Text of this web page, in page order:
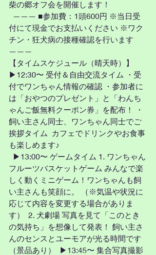
柴の郷オフ会を開催します！
付にて現金でお支払いください ※ワク
チン・狂犬病の接種確認を行います
———
【タイムスケジュール（晴天時）】
▶12:30〜 受付＆自由交流タイム ・受
付でワンちゃん情報の確認 ・参加者に
は「おやつのプレゼント」と「わんち
ゃんご飯無料クーポン券」を配布！ ・
飼い主さん同士、ワンちゃん同士でご
挨拶タイム  カフェでドリンクやお食事
も楽しめます♪
フルーツバスケットゲーム みんなで楽
しく動くミニゲーム！ワンちゃんも飼
い主さんも笑顔に。 （※気温や状況に
応じて内容を変更する場合がありま
す）  2. 犬劇場 写真を見て「このとき
の気持ち」を想像して発表！ 飼い主さ
んのセンスとユーモアが光る時間です
（景品あり）  ▶13:45〜 集合写真撮影